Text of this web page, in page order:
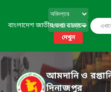
বাংলাদেশ জাতীয় তথ্য বাতায়ন
দেখুন
আমদানি ও
দিনাজপুর